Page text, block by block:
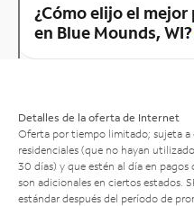
¿Cómo elijo el
en Blue Mounds, WI?
Detalles de la oferta de Internet
Oferta por tiempo limitado; sujeta a
residenciales (que no hayan
30 días) y que estén al día en
son adicionales en ciertos estados.
estándar después del período de